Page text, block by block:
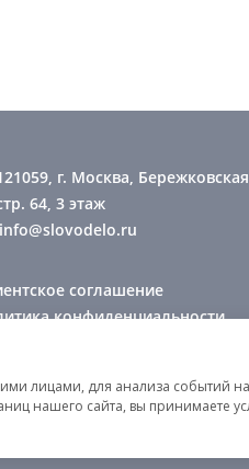
г. Москва,
64, 3 этаж
info@slovodelo.ru
соглашение
конфиденциальности
лицами, для анализа событий
нашего сайта, вы принимаете